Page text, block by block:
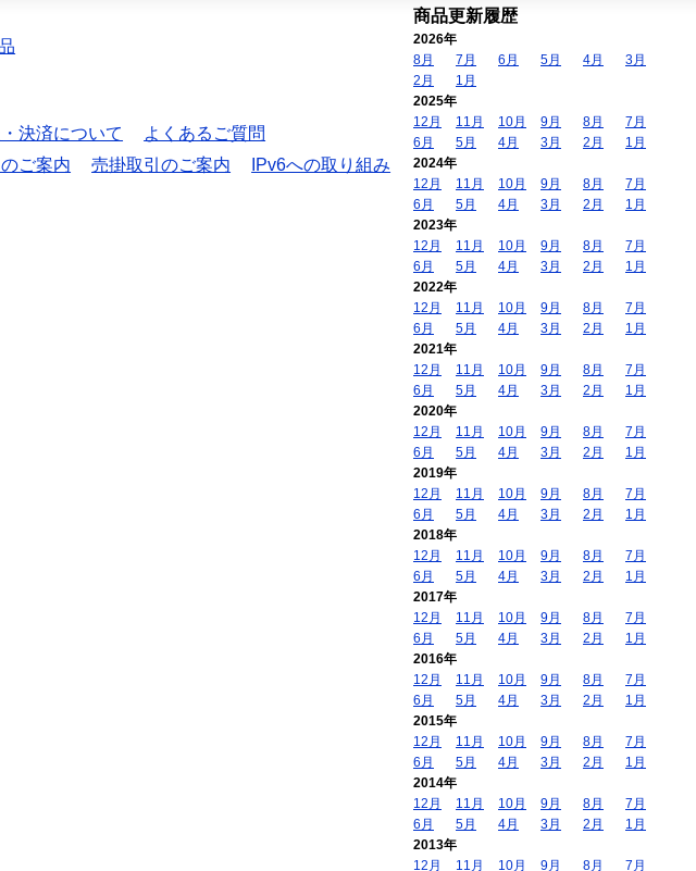
決済について
よくあるご質問
ご案内 売掛取引のご案内
IPv6への取り組み
商品更新履歴
2026年
8月
7月 6月 5月 4月
3月
2月
1月
2025年
12月
11月 10月 9月 8月
7月
6月
5月 4月 3月 2月
1月
2024年
12月
11月 10月 9月 8月
7月
6月
5月 4月 3月 2月
1月
2023年
12月
11月 10月 9月 8月
7月
6月
5月 4月 3月 2月
1月
2022年
12月
11月 10月 9月 8月
7月
6月
5月 4月 3月 2月
1月
2021年
12月
11月 10月 9月 8月
7月
6月
5月 4月 3月 2月
1月
2020年
12月
11月 10月 9月 8月
7月
6月
5月 4月 3月 2月
1月
2019年
12月
11月 10月 9月 8月
7月
6月
5月 4月 3月 2月
1月
2018年
12月
11月 10月 9月 8月
7月
6月
5月 4月 3月 2月
1月
2017年
12月
11月 10月 9月 8月
7月
6月
5月 4月 3月 2月
1月
2016年
12月
11月 10月 9月 8月
7月
6月
5月 4月 3月 2月
1月
2015年
12月
11月 10月 9月 8月
7月
6月
5月 4月 3月 2月
1月
2014年
12月
11月 10月 9月 8月
7月
6月
5月 4月 3月 2月
1月
2013年
12月
11月 10月 9月 8月 7月